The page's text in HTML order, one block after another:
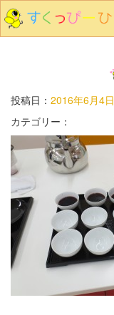
投稿日： 2016年6月4日
カテゴリー：